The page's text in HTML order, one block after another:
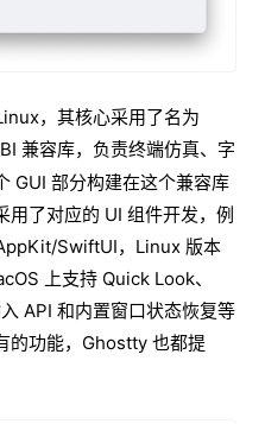
，其核心采用了名为
兼容库，负责终端仿真、字
GUI 部分构建在这个兼容库
用了对应的 UI 组件开发，例
SwiftUI，Linux 版本
上支持 Quick Look、
API 和内置窗口状态恢复等
的功能，Ghostty 也都提